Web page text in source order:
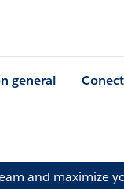
general
and maximize